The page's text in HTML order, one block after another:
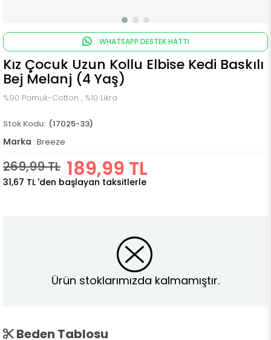
WHATSAPP DESTEK HATTI
Kız Çocuk Uzun Kollu Elbise Kedi Baskılı
Bej Melanj (4 Yaş)
%90 Pamuk-Cotton , %10 Likra
(17025-33)
Marka : Breeze
269,99 TL 189,99 TL
31,67 TL 'den başlayan taksitlerle
Ürün stoklarımızda kalmamıştır.
Beden Tablosu